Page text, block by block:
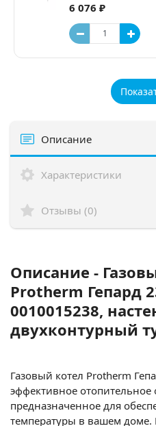
6 076 ₽
Описание
Характеристики
Отзывы (0)
Описание -
Protherm Гепард
0010015238,
двухконтурный
Газовый котел Protherm
эффективное отопительное
предназначенное для
температуры в вашем